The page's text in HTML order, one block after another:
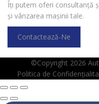
Îți putem oferi consultanță
și vânzarea mașinii tale.
Contactează-Ne
©Copyright 2026
Politica de